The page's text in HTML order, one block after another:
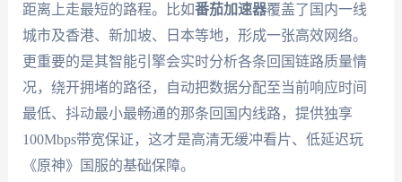
距离上走最短的路程。比如番茄加速器覆盖了国内一线
城市及香港、新加坡、日本等地，形成一张高效网络。
更重要的是其智能引擎会实时分析各条回国链路质量情
况，绕开拥堵的路径，自动把数据分配至当前响应时间
最低、抖动最小最畅通的那条回国内线路，提供独享
100Mbps带宽保证，这才是高清无缓冲看片、低延迟玩
《原神》国服的基础保障。